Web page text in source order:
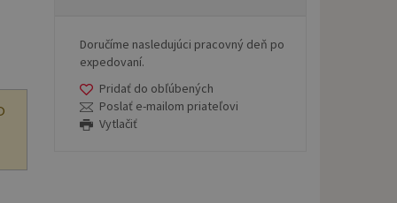
Doručíme nasledujúci pracovný deň po
expedovaní.
Pridať do obľúbených
Poslať e-mailom priateľovi
Vytlačiť